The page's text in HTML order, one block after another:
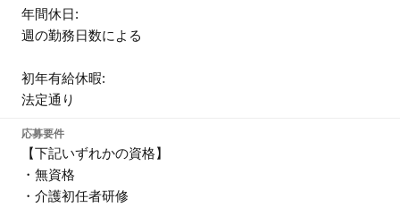
年間休日:
週の勤務日数による
初年有給休暇:
法定通り
応募要件
【下記いずれかの資格】
・無資格
・介護初任者研修